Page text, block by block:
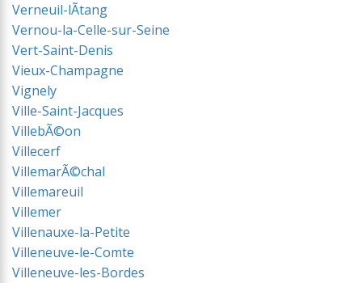
Verneuil-lÃtang
Vernou-la-Celle-sur-Seine
Vert-Saint-Denis
Vieux-Champagne
Vignely
Ville-Saint-Jacques
VillebÃ©on
Villecerf
VillemarÃ©chal
Villemareuil
Villemer
Villenauxe-la-Petite
Villeneuve-le-Comte
Villeneuve-les-Bordes